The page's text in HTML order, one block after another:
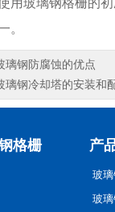
用玻璃钢格栅的
。
璃钢防腐蚀的优点
璃钢冷却塔的安装和
格栅 产
玻
玻